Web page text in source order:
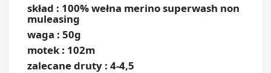
skład : 100% wełna merino superwash non
muleasing
waga : 50g
motek : 102m
zalecane druty : 4-4,5